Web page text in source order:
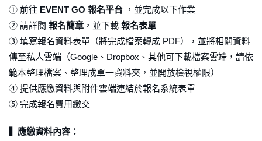
① 前往 EVENT GO 報名平台 ，並完成以下作業
② 請詳閱 報名簡章 ，並下載 報名表單
③ 填寫報名資料表單（將完成檔案轉成 PDF），並將相關資料
傳至私人雲端（Google、Dropbox、其他可下載檔案雲端，請依
範本整理檔案、整理成單一資料夾，並開放檢視權限）
④ 提供應繳資料與附件雲端連結於報名系統表單
⑤ 完成報名費用繳交
▍應繳資料內容：